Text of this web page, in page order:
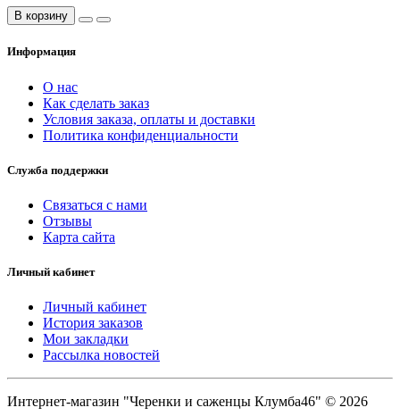
В корзину
Информация
О нас
Как сделать заказ
Условия заказа, оплаты и доставки
Политика конфиденциальности
Служба поддержки
Связаться с нами
Отзывы
Карта сайта
Личный кабинет
Личный кабинет
История заказов
Мои закладки
Рассылка новостей
Интернет-магазин "Черенки и саженцы Клумба46" © 2026